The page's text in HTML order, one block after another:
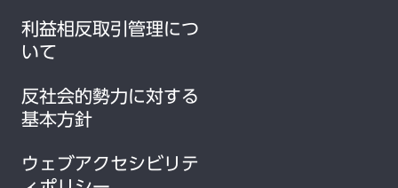
利益相反取引管理につ
いて
反社会的勢力に対する
基本方針
ウェブアクセシビリテ